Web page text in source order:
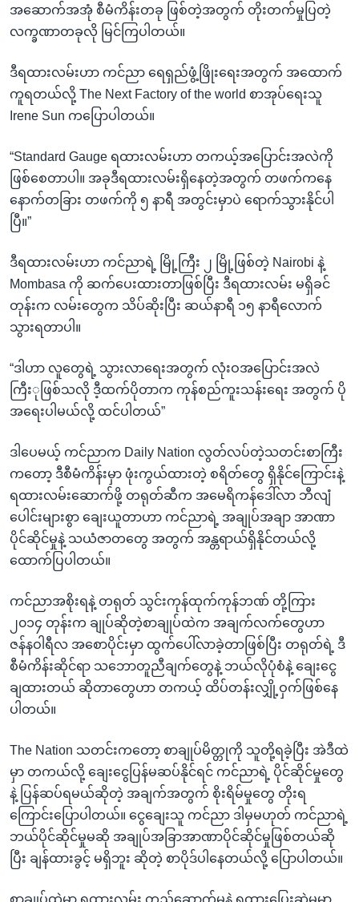
အဆောက်အအုံ စီမံကိန်းတခု ဖြစ်တဲ့အတွက် တိုးတက်မှုပြတဲ့
လက္ခဏာတခုလို မြင်ကြပါတယ်။
ဒီရထားလမ်းဟာ ကင်ညာ ရေရှည်ဖွံ့ဖြိုးရေးအတွက် အထောက်
ကူရတယ်လို့ The Next Factory of the world စာအုပ်ရေးသူ
Irene Sun ကပြောပါတယ်။
“Standard Gauge ရထားလမ်းဟာ တကယ့်အပြောင်းအလဲကို
ဖြစ်စေတာပါ။ အခုဒီရထားလမ်းရှိနေတဲ့အတွက် တဖက်ကနေ
နောက်တခြား တဖက်ကို ၅ နာရီ အတွင်းမှာပဲ ရောက်သွားနိုင်ပါ
ပြီ။”
ဒီရထားလမ်းဟာ ကင်ညာရဲ့ မြို့ကြီး ၂ မြို့ဖြစ်တဲ့ Nairobi နဲ့
Mombasa ကို ဆက်ပေးထားတာဖြစ်ပြီး ဒီရထားလမ်း မရှိခင်
တုန်းက လမ်းတွေက သိပ်ဆိုးပြီး ဆယ်နာရီ ၁၅ နာရီလောက်
သွားရတာပါ။
“ဒါဟာ လူတွေရဲ့ သွားလာရေးအတွက် လုံးဝအပြောင်းအလဲ
ကြီးုဖြစ်သလို ဒီ့ထက်ပိုတာက ကုန်စည်ကူးသန်းရေး အတွက် ပို
အရေးပါမယ်လို့ ထင်ပါတယ်”
ဒါပေမယ့် ကင်ညာက Daily Nation လွတ်လပ်တဲ့သတင်းစာကြီး
ကတော့ ဒီစီမံကိန်းမှာ ဖုံးကွယ်ထားတဲ့ စရိတ်တွေ ရှိနိုင်ကြောင်းနဲ့
ရထားလမ်းဆောက်ဖို့ တရုတ်ဆီက အမေရိကန်ဒေါ်လာ ဘီလျံ
ပေါင်းများစွာ ချေးယူတာဟာ ကင်ညာရဲ့ အချုပ်အချာ အာဏာ
ပိုင်ဆိုင်မှုနဲ့ သယံဇာတတွေ အတွက် အန္တရာယ်ရှိနိုင်တယ်လို့
ထောက်ပြပါတယ်။
ကင်ညာအစိုးရနဲ့ တရုတ် သွင်းကုန်ထုက်ကုန်ဘဏ် တို့ကြား
၂၀၁၄ တုန်းက ချုပ်ဆိုတဲ့စာချုပ်ထဲက အချက်လက်တွေဟာ
ဇန်နဝါရီလ အစောပိုင်းမှာ ထွက်ပေါ်လာခဲ့တာဖြစ်ပြီး တရုတ်ရဲ့ ဒီ
စီမံကိန်းဆိုင်ရာ သဘောတူညီချက်တွေနဲ့ ဘယ်လိုပုံစံနဲ့ ချေးငွေ
ချထားတယ် ဆိုတာတွေဟာ တကယ့် ထိပ်တန်းလျှို့ဝှက်ဖြစ်နေ
ပါတယ်။
The Nation သတင်းကတော့ စာချုပ်မိတ္တုကို သူတို့ရခဲ့ပြီး အဲဒီထဲ
မှာ တကယ်လို့ ချေးငွေပြန်မဆပ်နိုင်ရင် ကင်ညာရဲ့ ပိုင်ဆိုင်မှုတွေ
နဲ့ ပြန်ဆပ်ရမယ်ဆိုတဲ့ အချက်အတွက် စိုးရိမ်မှုတွေ တိုးရ
ကြောင်းပြောပါတယ်။ ငွေချေးသူ ကင်ညာ ဒါမှမဟုတ် ကင်ညာရဲ့
ဘယ်ပိုင်ဆိုင်မှုမဆို အချုပ်အခြာအာဏာပိုင်ဆိုင်မှုဖြစ်တယ်ဆို
ပြီး ချန်ထားခွင့် မရှိဘူး ဆိုတဲ့ စာပိုဒ်ပါနေတယ်လို့ ပြောပါတယ်။
စာချုပ်ထဲမှာ ရထားလမ်း တည်ဆောက်မှုနဲ့ ရထားပြေးဆွဲမှုမှာ